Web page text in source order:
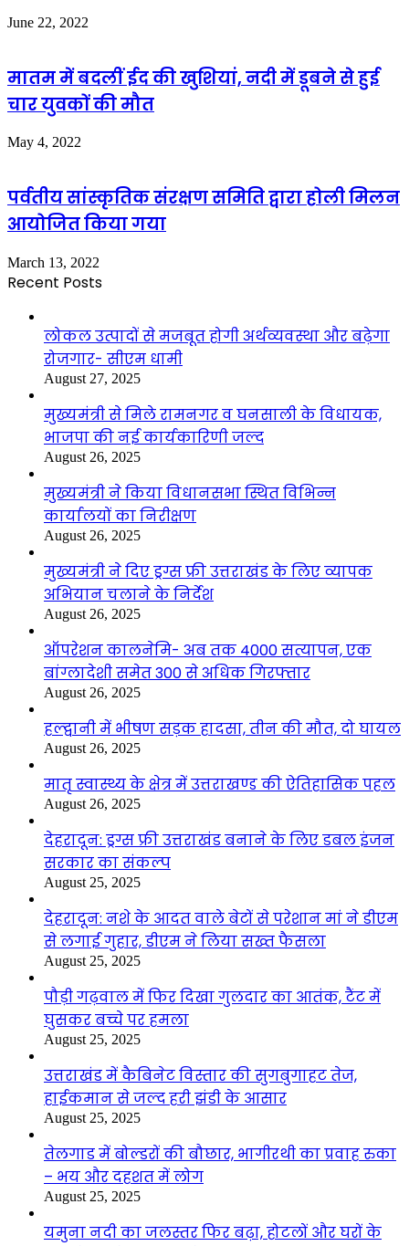
June 22, 2022
मातम में बदलीं ईद की खुशियां, नदी में डूबने से हुई
चार युवकों की मौत
May 4, 2022
पर्वतीय सांस्कृतिक संरक्षण समिति द्वारा होली मिलन
आयोजित किया गया
March 13, 2022
Recent Posts
लोकल उत्पादों से मजबूत होगी अर्थव्यवस्था और बढ़ेगा
रोजगार- सीएम धामी
August 27, 2025
मुख्यमंत्री से मिले रामनगर व घनसाली के विधायक,
भाजपा की नई कार्यकारिणी जल्द
August 26, 2025
मुख्यमंत्री ने किया विधानसभा स्थित विभिन्न
कार्यालयों का निरीक्षण
August 26, 2025
मुख्यमंत्री ने दिए ड्रग्स फ्री उत्तराखंड के लिए व्यापक
अभियान चलाने के निर्देश
August 26, 2025
ऑपरेशन कालनेमि- अब तक 4000 सत्यापन, एक
बांग्लादेशी समेत 300 से अधिक गिरफ्तार
August 26, 2025
हल्द्वानी में भीषण सड़क हादसा, तीन की मौत, दो घायल
August 26, 2025
मातृ स्वास्थ्य के क्षेत्र में उत्तराखण्ड की ऐतिहासिक पहल
August 26, 2025
देहरादून: ड्रग्स फ्री उत्तराखंड बनाने के लिए डबल इंजन
सरकार का संकल्प
August 25, 2025
देहरादून: नशे के आदत वाले बेटों से परेशान मां ने डीएम
से लगाई गुहार, डीएम ने लिया सख्त फैसला
August 25, 2025
पौड़ी गढ़वाल में फिर दिखा गुलदार का आतंक, टैंट में
घुसकर बच्चे पर हमला
August 25, 2025
उत्तराखंड में कैबिनेट विस्तार की सुगबुगाहट तेज,
हाईकमान से जल्द हरी झंडी के आसार
August 25, 2025
तेलगाड में बोल्डरों की बौछार, भागीरथी का प्रवाह रुका
– भय और दहशत में लोग
August 25, 2025
यमुना नदी का जलस्तर फिर बढ़ा, होटलों और घरों के